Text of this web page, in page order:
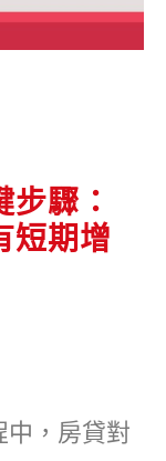
驟：
期增
中，房貸對